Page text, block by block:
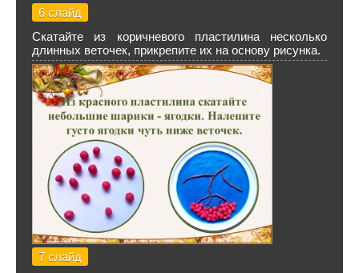
6 слайд
Скатайте из коричневого пластилина несколько
длинных веточек, прикрепите их на основу рисунка.
7 слайд